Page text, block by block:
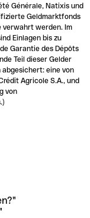
Générale, Natixis und
Geldmarktfonds
verwahrt werden. Im
Einlagen bis zu
Garantie des Dépôts
Teil dieser Gelder
eine von
Agricole S.A., und
von